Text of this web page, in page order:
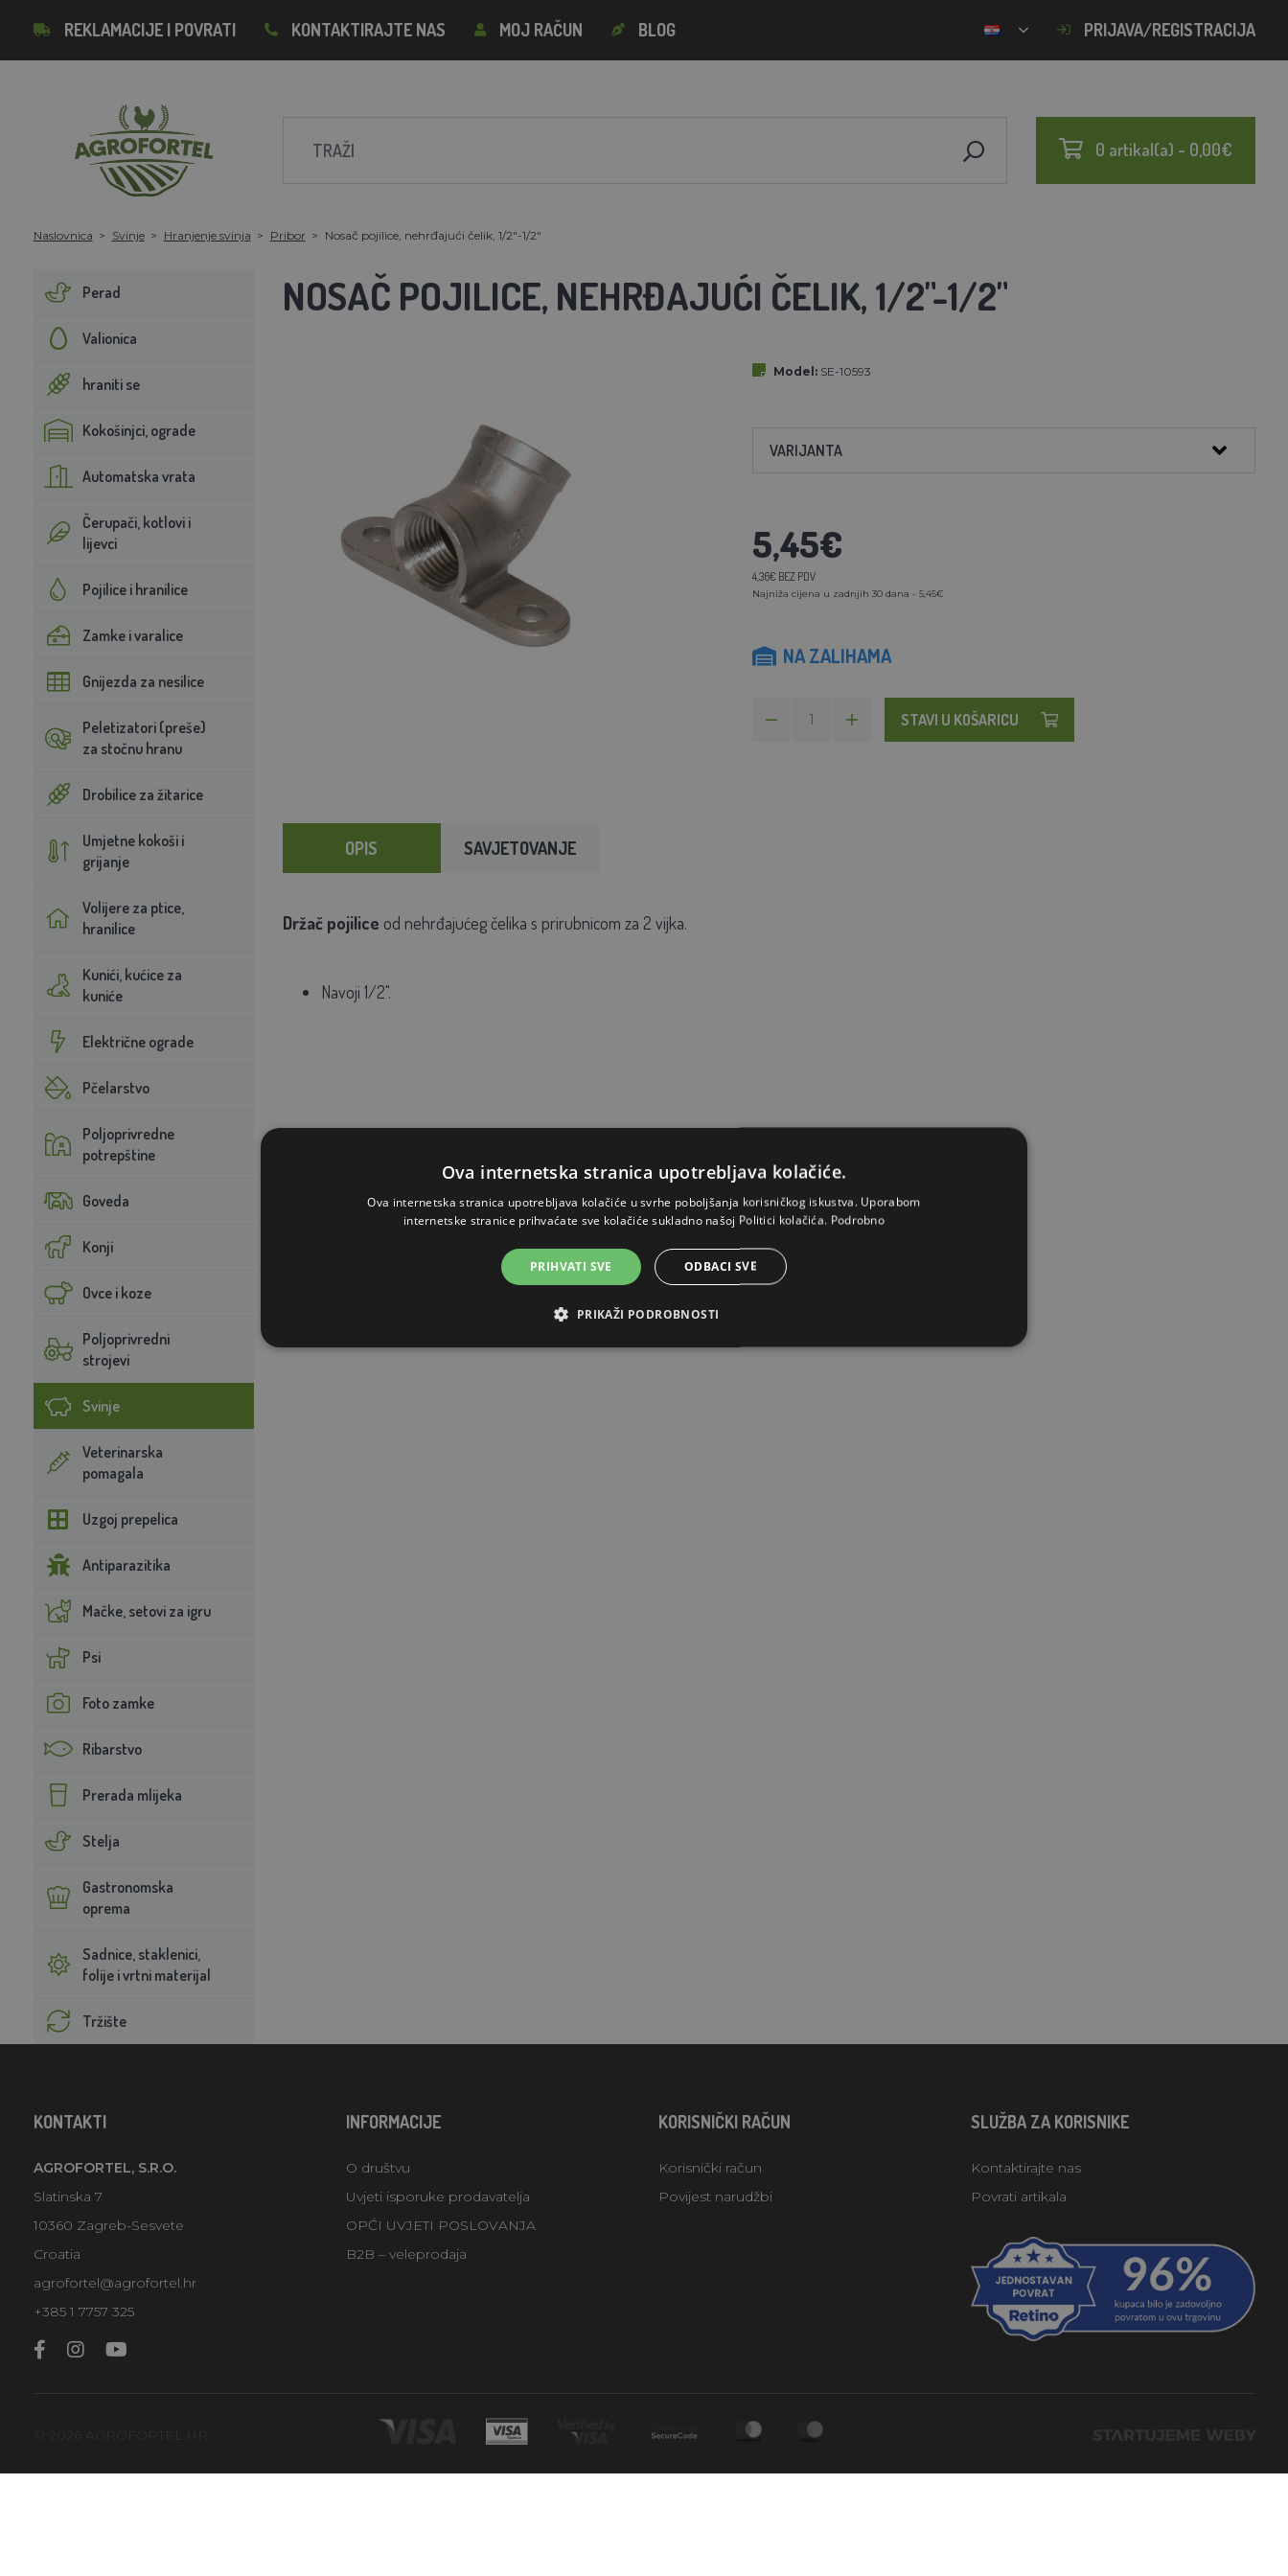
REKLAMACIJE I POVRATI KONTAKTIRAJTE NAS MOJ RAČUN BLOG PRIJAVA/REGISTRACIJA
0 artikal(a) - 0,00€
Naslovnica Svinje Hranjenje svinja Pribor Nosač pojilice, nehrđajući čelik, 1/2"-1/2"
Perad
Valionica
hraniti se
Kokošinjci, ograde
Automatska vrata
Čerupači, kotlovi i
lijevci
Pojilice i hranilice
Zamke i varalice
Gnijezda za nesilice
Peletizatori (preše)
za stočnu hranu
Drobilice za žitarice
Umjetne kokoši i
grijanje
Volijere za ptice,
hranilice
Kunići, kućice za
kuniće
Električne ograde
Pčelarstvo
Poljoprivredne
potrepštine
Goveda
Konji
Ovce i koze
Poljoprivredni
strojevi
Svinje
Veterinarska
pomagala
Uzgoj prepelica
Antiparazitika
Mačke, setovi za igru
Psi
Foto zamke
Ribarstvo
Prerada mlijeka
Stelja
Gastronomska
oprema
Sadnice, staklenici,
folije i vrtni materijal
Tržište
NOSAČ POJILICE, NEHRĐAJUĆI ČELIK, 1/2"-1/2"
Model: SE-10593
VARIJANTA
5,45€
4,36€ BEZ PDV
Najniža cijena u zadnjih 30 dana - 5,45€
NA ZALIHAMA
STAVI U KOŠARICU
OPIS SAVJETOVANJE
Držač pojilice od nehrđajućeg čelika s prirubnicom za 2 vijka.
Navoji 1/2".
KONTAKTI
AGROFORTEL, S.R.O.
Slatinska 7
10360 Zagreb-Sesvete
Croatia
agrofortel@agrofortel.hr
+385 1 7757 325
INFORMACIJE
O društvu
Uvjeti isporuke prodavatelja
OPĆI UVJETI POSLOVANJA
B2B – veleprodaja
KORISNIČKI RAČUN
Korisnički račun
Povijest narudžbi
SLUŽBA ZA KORISNIKE
Kontaktirajte nas
Povrati artikala
Ova internetska stranica upotrebljava kolačiće.
Ova internetska stranica upotrebljava kolačiće u svrhe poboljšanja korisničkog iskustva. Uporabom
internetske stranice prihvaćate sve kolačiće sukladno našoj Politici kolačića. Podrobno
PRIHVATI SVE ODBACI SVE
PRIKAŽI PODROBNOSTI